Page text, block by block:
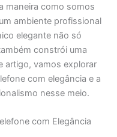
maneira como somos
ambiente profissional
elegante não só
constrói uma
artigo, vamos explorar
com elegância e a
nesse meio.
com Elegância